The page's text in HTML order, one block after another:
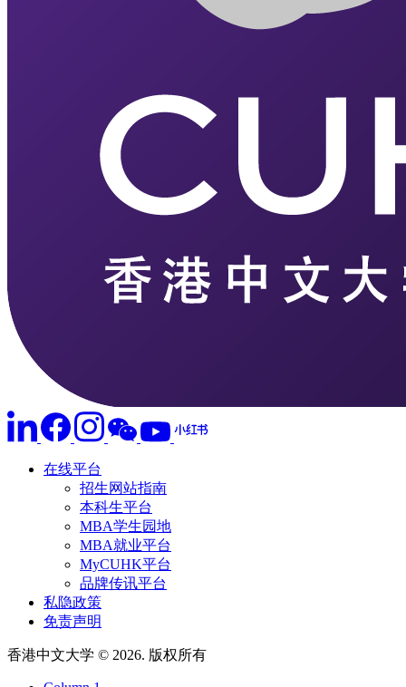
在线平台
招生网站指南
本科生平台
MBA学生园地
MBA就业平台
MyCUHK平台
品牌传讯平台
私隐政策
免责声明
香港中文大学 © 2026. 版权所有